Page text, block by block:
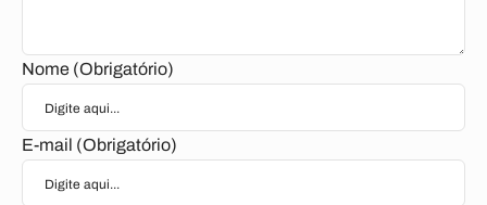
Nome (Obrigatório)
E-mail (Obrigatório)